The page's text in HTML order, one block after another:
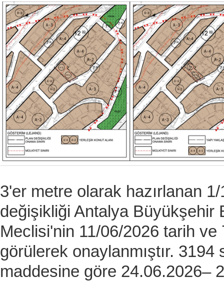
Ölçekli
3'er metre olarak hazırlanan
değişikliği Antalya Büyükşehir
Meclisi'nin 11/06/2026 tarih ve
görülerek onaylanmıştır. 3194
maddesine göre 24.06.2026–